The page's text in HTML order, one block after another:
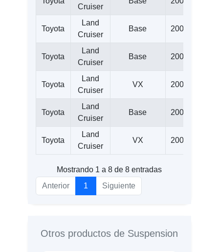
Cruiser
Toyota
Land
Cruiser
Base 2007
Toyota
Land
Cruiser
Base 2008
Toyota
Land
Cruiser
VX 2008
Toyota
Land
Cruiser
Base 2009
Toyota
Land
Cruiser
VX 2009
Mostrando 1 a 8 de 8 entradas
Anterior
1 Siguiente
Otros productos de Suspension